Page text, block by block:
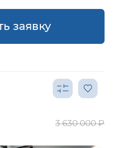
заявку
3 630 000 ₽